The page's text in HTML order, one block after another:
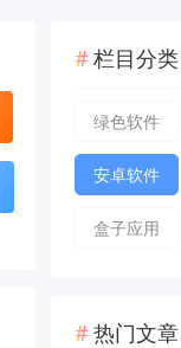
栏目分类
绿色软件
安卓软件
盒子应用
热门文章